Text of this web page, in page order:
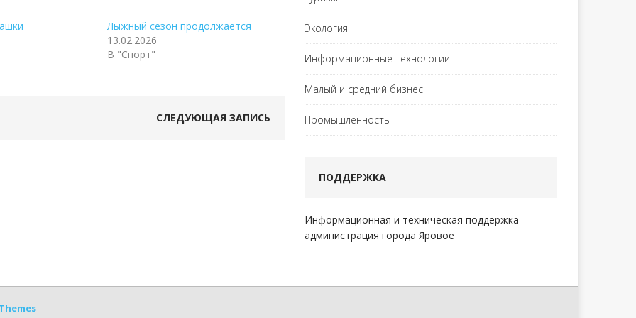
Лыжный сезон продолжается
13.02.2026
В "Спорт"
СЛЕДУЮЩАЯ ЗАПИСЬ
Экология
Информационные технологии
Малый и средний бизнес
Промышленность
ПОДДЕРЖКА
Информационная и техническая поддержка —
администрация города Яровое